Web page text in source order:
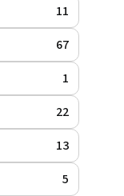
11
67
1
22
13
5